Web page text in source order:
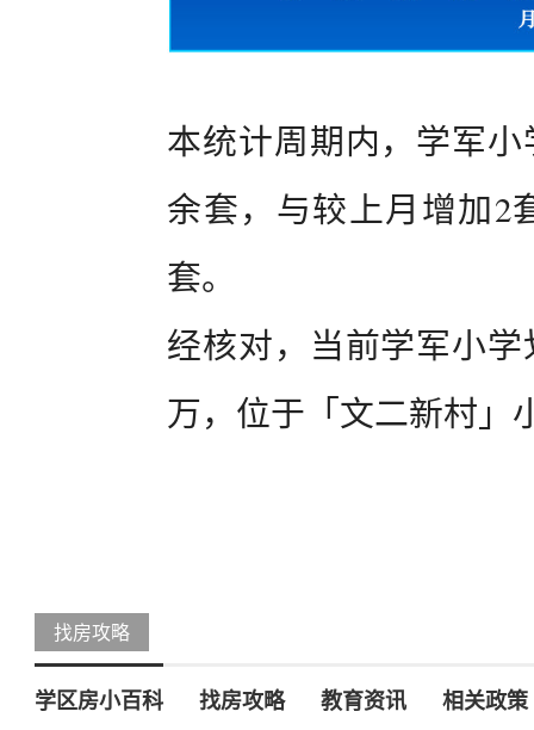
本统计周期内，学军
余套，与较上月增加2
套。
经核对，当前学军小
万，位于「文二新村」
找房攻略
学区房小百科 找房攻略 教育资讯 相关政策